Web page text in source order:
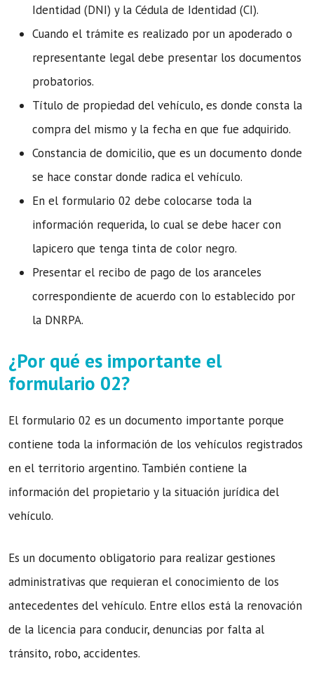
Identidad (DNI) y la Cédula de Identidad (CI).
Cuando el trámite es realizado por un apoderado o
representante legal debe presentar los documentos
probatorios.
Título de propiedad del vehículo, es donde consta la
compra del mismo y la fecha en que fue adquirido.
Constancia de domicilio, que es un documento donde
se hace constar donde radica el vehículo.
En el formulario 02 debe colocarse toda la
información requerida, lo cual se debe hacer con
lapicero que tenga tinta de color negro.
Presentar el recibo de pago de los aranceles
correspondiente de acuerdo con lo establecido por
la DNRPA.
¿Por qué es importante el
formulario 02?
El formulario 02 es un documento importante porque
contiene toda la información de los vehículos registrados
en el territorio argentino. También contiene la
información del propietario y la situación jurídica del
vehículo.
Es un documento obligatorio para realizar gestiones
administrativas que requieran el conocimiento de los
antecedentes del vehículo. Entre ellos está la renovación
de la licencia para conducir, denuncias por falta al
tránsito, robo, accidentes.